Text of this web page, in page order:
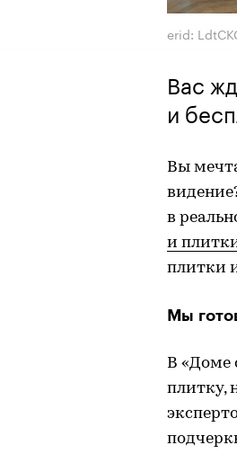
erid:
Вас
и
Вы
в
и
плитки
Мы
В «Доме
плитку,